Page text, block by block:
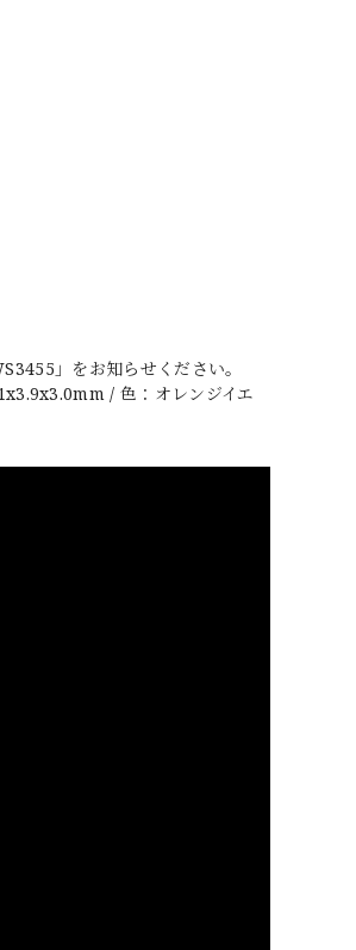
」をお知らせください。
/ 色：オレンジイエ